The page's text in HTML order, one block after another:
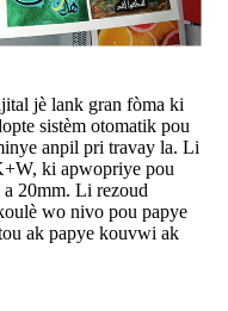
jè lank gran fòma ki
sistèm otomatik pou
anpil pri travay la. Li
ki apwopriye pou
a 20mm. Li rezoud
wo nivo pou papye
ak papye kouvwi ak